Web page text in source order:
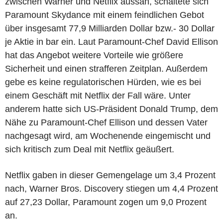
Paramount Skydance mit einem feindlichen Gebot
über insgesamt 77,9 Milliarden Dollar bzw.- 30 Dollar
je Aktie in bar ein. Laut Paramount-Chef David Ellison
hat das Angebot weitere Vorteile wie größere
Sicherheit und einen strafferen Zeitplan. Außerdem
gebe es keine regulatorischen Hürden, wie es bei
einem Geschäft mit Netflix der Fall wäre. Unter
anderem hatte sich US-Präsident Donald Trump, dem
Nähe zu Paramount-Chef Ellison und dessen Vater
nachgesagt wird, am Wochenende eingemischt und
sich kritisch zum Deal mit Netflix geäußert.
Netflix gaben in dieser Gemengelage um 3,4 Prozent
nach, Warner Bros. Discovery stiegen um 4,4 Prozent
auf 27,23 Dollar, Paramount zogen um 9,0 Prozent
an.